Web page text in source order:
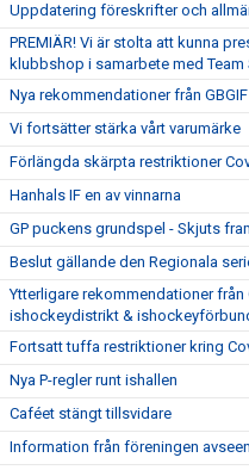
Uppdatering föreskrifter och
PREMIÄR! Vi är stolta att kunna
klubbshop i samarbete med
Nya rekommendationer från GBGIF
Vi fortsätter stärka vårt varumärke
Förlängda skärpta restriktioner
Hanhals IF en av vinnarna
GP puckens grundspel - Skjuts
Beslut gällande den Regionala
Ytterligare rekommendationer
ishockeydistrikt &
Fortsatt tuffa restriktioner kring
Nya P-regler runt ishallen
Caféet stängt tillsvidare
Information från föreningen